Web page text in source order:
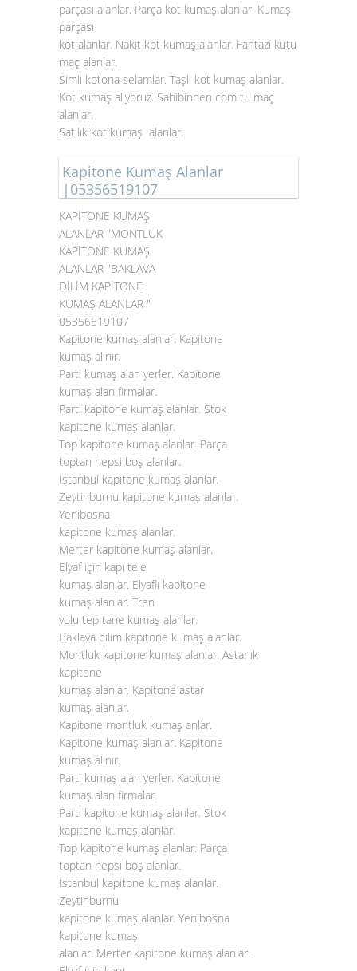
parçası alanlar. Parça kot kumaş alanlar. Kumaş
parçası
kot alanlar. Nakit kot kumaş alanlar. Fantazi kutu
maç alanlar.
Simli kotona selamlar. Taşlı kot kumaş alanlar.
Kot kumaş alıyoruz. Sahibinden com tu maç
alanlar.
Satılık kot kumaş alanlar.
Kapitone Kumaş Alanlar
|05356519107
KAPİTONE KUMAŞ
ALANLAR "MONTLUK
KAPİTONE KUMAŞ
ALANLAR "BAKLAVA
DİLİM KAPİTONE
KUMAŞ ALANLAR "
05356519107
Kapitone kumaş alanlar. Kapitone
kumaş alınır.
Parti kumaş alan yerler. Kapitone
kumaş alan firmalar.
Parti kapitone kumaş alanlar. Stok
kapitone kumaş alanlar.
Top kapitone kumaş alanlar. Parça
toptan hepsi boş alanlar.
İstanbul kapitone kumaş alanlar.
Zeytinburnu kapitone kumaş alanlar.
Yenibosna
kapitone kumaş alanlar.
Merter kapitone kumaş alanlar.
Elyaf için kapı tele
kumaş alanlar. Elyaflı kapitone
kumaş alanlar. Tren
yolu tep tane kumaş alanlar.
Baklava dilim kapitone kumaş alanlar.
Montluk kapitone kumaş alanlar. Astarlık
kapitone
kumaş alanlar. Kapitone astar
kumaş alanlar.
Kapitone montluk kumaş anlar.
Kapitone kumaş alanlar. Kapitone
kumaş alınır.
Parti kumaş alan yerler. Kapitone
kumaş alan firmalar.
Parti kapitone kumaş alanlar. Stok
kapitone kumaş alanlar.
Top kapitone kumaş alanlar. Parça
toptan hepsi boş alanlar.
İstanbul kapitone kumaş alanlar.
Zeytinburnu
kapitone kumaş alanlar. Yenibosna
kapitone kumaş
alanlar. Merter kapitone kumaş alanlar.